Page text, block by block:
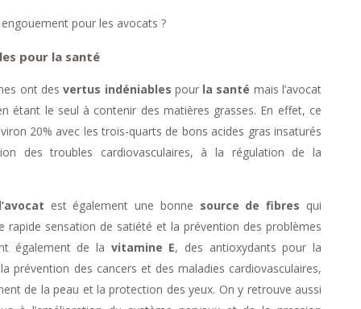
pour les avocats ?
pour la santé
ont desvertus indéniables pour la santé mais l’avocat
étant le seul à contenir des matières grasses. En effet, ce
20% avec les trois-quarts de bons acides gras insaturés
des troubles cardiovasculaires, à la régulation de la
l’avocat est également une bonne source de fibres qui
rapide sensation de satiété et la prévention des problèmes
également de la vitamine E, des antioxydants pour la
prévention des cancers et des maladies cardiovasculaires,
de la peau et la protection des yeux. On y retrouve aussi